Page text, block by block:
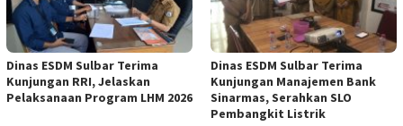
Dinas ESDM Sulbar Terima
Kunjungan RRI, Jelaskan
Pelaksanaan Program LHM 2026
Dinas ESDM Sulbar Terima
Kunjungan Manajemen Bank
Sinarmas, Serahkan SLO
Pembangkit Listrik